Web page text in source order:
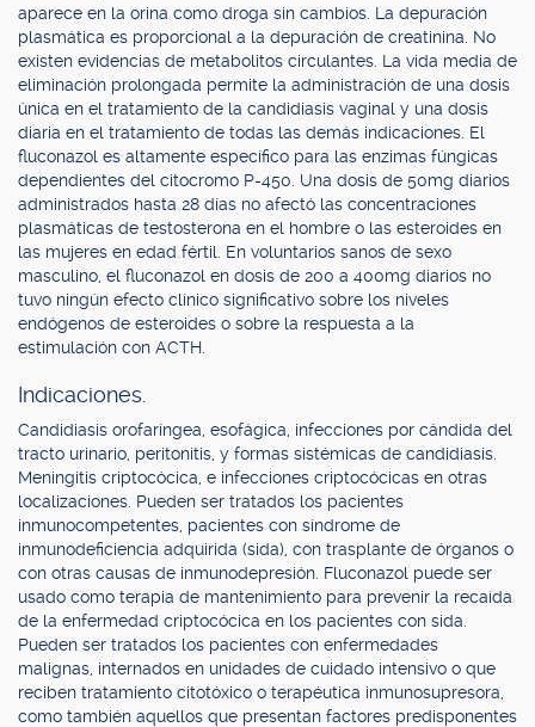
aparece en la orina como droga sin cambios. La depuración
plasmática es proporcional a la depuración de creatinina. No
existen evidencias de metabolitos circulantes. La vida media de
eliminación prolongada permite la administración de una dosis
única en el tratamiento de la candidiasis vaginal y una dosis
diaria en el tratamiento de todas las demás indicaciones. El
fluconazol es altamente específico para las enzimas fúngicas
dependientes del citocromo P-450. Una dosis de 50mg diarios
administrados hasta 28 días no afectó las concentraciones
plasmáticas de testosterona en el hombre o las esteroides en
las mujeres en edad fértil. En voluntarios sanos de sexo
masculino, el fluconazol en dosis de 200 a 400mg diarios no
tuvo ningún efecto clínico significativo sobre los niveles
endógenos de esteroides o sobre la respuesta a la
estimulación con ACTH.
Indicaciones.
Candidiasis orofaríngea, esofágica, infecciones por cándida del
tracto urinario, peritonitis, y formas sistémicas de candidiasis.
Meningitis criptocócica, e infecciones criptocócicas en otras
localizaciones. Pueden ser tratados los pacientes
inmunocompetentes, pacientes con síndrome de
inmunodeficiencia adquirida (sida), con trasplante de órganos o
con otras causas de inmunodepresión. Fluconazol puede ser
usado como terapia de mantenimiento para prevenir la recaída
de la enfermedad criptocócica en los pacientes con sida.
Pueden ser tratados los pacientes con enfermedades
malignas, internados en unidades de cuidado intensivo o que
reciben tratamiento citotóxico o terapéutica inmunosupresora,
como también aquellos que presentan factores predisponentes